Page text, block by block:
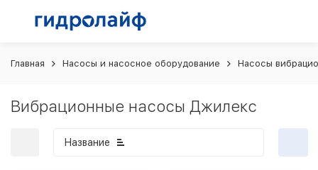
Главная Насосы и насосное оборудование Насосы
Вибрационные насосы Джилекс
Название